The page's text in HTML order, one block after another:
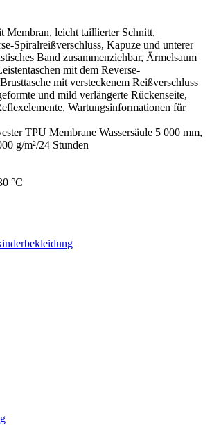
Membran, leicht taillierter Schnitt,
Spiralreißverschluss, Kapuze und unterer
Band zusammenziehbar, Ärmelsaum
mit dem Reverse-
mit versteckenem Reißverschluss
und mild verlängerte Rückenseite,
Wartungsinformationen für
TPU Membrane Wassersäule 5 000 mm,
g/m²/24 Stunden
°C